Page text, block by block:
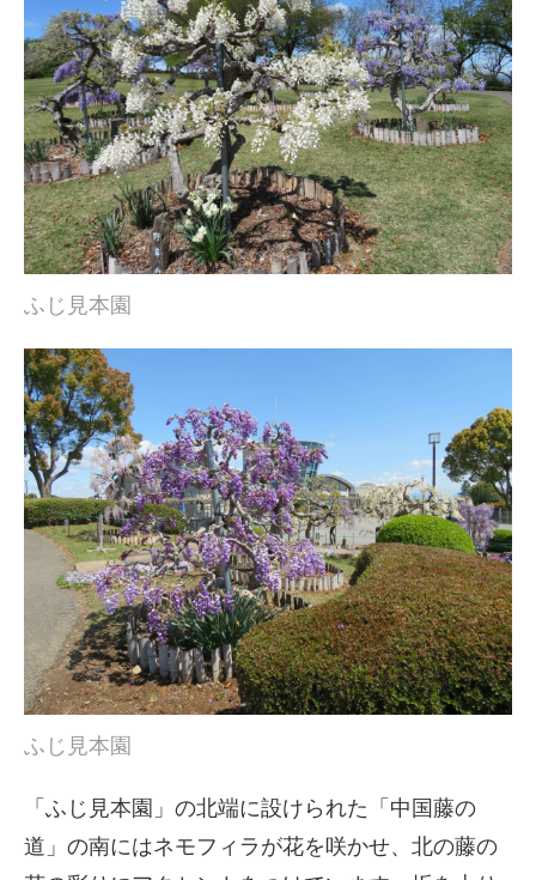
ふじ見本園
ふじ見本園
「ふじ見本園」の北端に設けられた「中国藤の
道」の南にはネモフィラが花を咲かせ、北の藤の